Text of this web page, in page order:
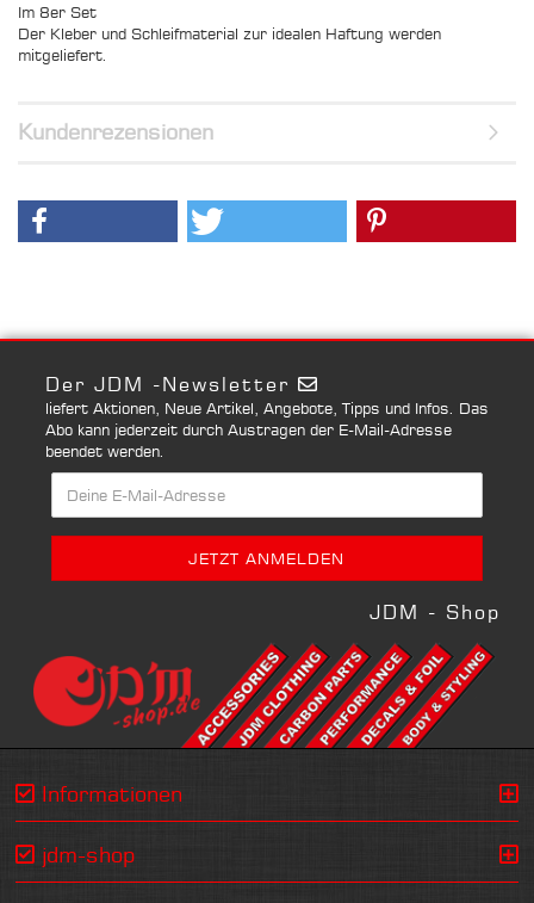
Im 8er Set
Der Kleber und Schleifmaterial zur idealen Haftung werden
mitgeliefert.
Kundenrezensionen
Der JDM -Newsletter
liefert Aktionen, Neue Artikel, Angebote, Tipps und Infos. Das
Abo kann jederzeit durch Austragen der E-Mail-Adresse
beendet werden.
JDM - Shop
Informationen
jdm-shop